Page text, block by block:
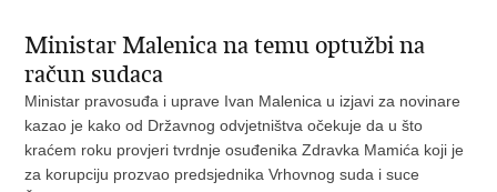
Ministar Malenica na temu optužbi na
račun sudaca
Ministar pravosuđa i uprave Ivan Malenica u izjavi za novinare
kazao je kako od Državnog odvjetništva očekuje da u što
kraćem roku provjeri tvrdnje osuđenika Zdravka Mamića koji je
za korupciju prozvao predsjednika Vrhovnog suda i suce